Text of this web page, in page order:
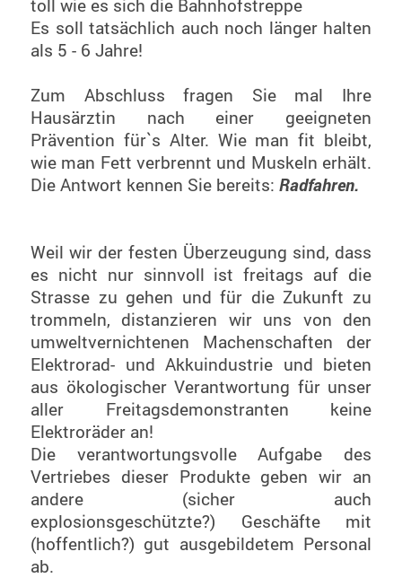
toll wie es sich die Bahnhofstreppe
Es soll tatsächlich auch noch länger halten
als 5 - 6 Jahre!
Zum Abschluss fragen Sie mal Ihre
Hausärztin nach einer geeigneten
Prävention für`s Alter. Wie man fit bleibt,
wie man Fett verbrennt und Muskeln erhält.
Die Antwort kennen Sie bereits: Radfahren.
Weil wir der festen Überzeugung sind, dass
es nicht nur sinnvoll ist freitags auf die
Strasse zu gehen und für die Zukunft zu
trommeln, distanzieren wir uns von den
umweltvernichtenen Machenschaften der
Elektrorad- und Akkuindustrie und bieten
aus ökologischer Verantwortung für unser
aller Freitagsdemonstranten keine
Elektroräder an!
Die verantwortungsvolle Aufgabe des
Vertriebes dieser Produkte geben wir an
andere (sicher auch
explosionsgeschützte?) Geschäfte mit
(hoffentlich?) gut ausgebildetem Personal
ab.